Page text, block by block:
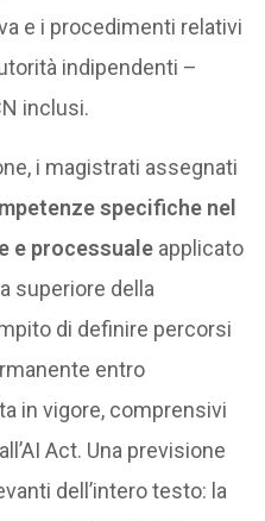
e i procedimenti relativi
indipendenti –
inclusi.
i magistrati assegnati
specifiche nel
e processuale applicato
superiore della
di definire percorsi
entro
in vigore, comprensivi
Act. Una previsione
dell’intero testo: la